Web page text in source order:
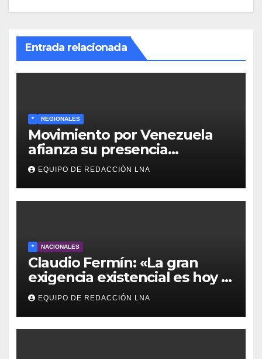
Entrada relacionada
* REGIONALES
Movimiento por Venezuela
afianza su presencia
comunitaria en La Ponderosa
y otras comunidades de
Anzoátegui
EQUIPO DE REDACCIÓN LNA
* NACIONALES
Claudio Fermín: «La gran
exigencia existencial es hoy la
defensa de la soberanía»
EQUIPO DE REDACCIÓN LNA